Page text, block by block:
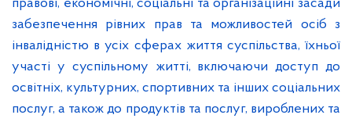
правові, економічні, соціальні та організаційні засади
забезпечення рівних прав та можливостей осіб з
інвалідністю в усіх сферах життя суспільства, їхньої
участі у суспільному житті, включаючи доступ до
освітніх, культурних, спортивних та інших соціальних
послуг, а також до продуктів та послуг, вироблених та